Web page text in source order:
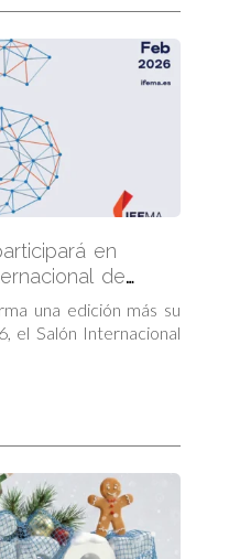
en
de
una edición más su
el Salón Internacional